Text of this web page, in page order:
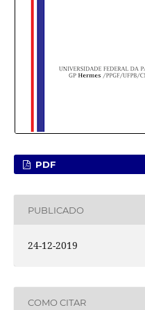
PDF
PUBLICADO
24-12-2019
COMO CITAR